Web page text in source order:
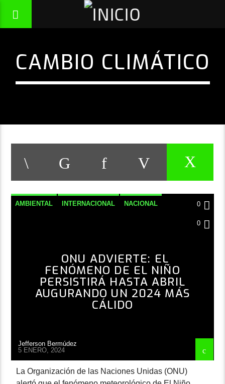
CAMBIO CLIMÁTICO
AMBIENTAL INTERNACIONAL NACIONAL 0
0
ONU ADVIERTE: EL
FENÓMENO DE EL NIÑO
PERSISTIRÁ HASTA ABRIL
AUGURANDO UN 2024 MÁS
CÁLIDO
Jefferson Bermúdez
5 ENERO, 2024
La Organización de las Naciones Unidas (ONU)